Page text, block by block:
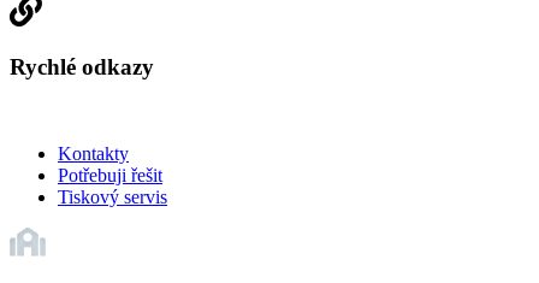
Rychlé odkazy
Kontakty
Potřebuji řešit
Tiskový servis